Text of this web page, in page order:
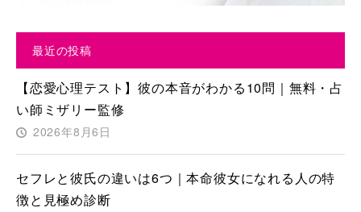
最近の投稿
【恋愛心理テスト】彼の本音がわかる10問｜無料・占
い師ミザリー監修
2026年8月6日
セフレと彼氏の違いは6つ｜本命彼女になれる人の特
徴と見極め診断